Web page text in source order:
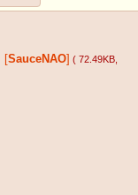
[SauceNAO] ( 72.49KB